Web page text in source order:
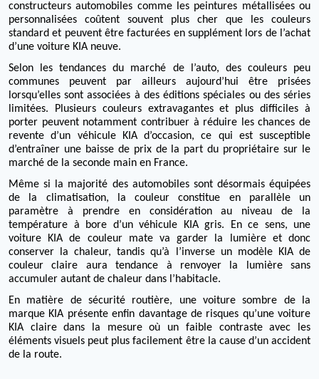
constructeurs automobiles comme les peintures métallisées ou
personnalisées coûtent souvent plus cher que les couleurs
standard et peuvent être facturées en supplément lors de l’achat
d’une voiture KIA neuve.
Selon les tendances du marché de l’auto, des couleurs peu
communes peuvent par ailleurs aujourd’hui être prisées
lorsqu’elles sont associées à des éditions spéciales ou des séries
limitées.
Plusieurs couleurs extravagantes et plus difficiles à
porter peuvent notamment contribuer à réduire les chances de
revente d’un véhicule KIA d’occasion, ce qui est susceptible
d’entraîner une baisse de prix de la part du propriétaire sur le
marché de la seconde main en France.
Même si la majorité des automobiles sont désormais équipées
de la climatisation, la couleur constitue en parallèle un
paramètre à prendre en considération au niveau de la
température à bore d’un véhicule KIA gris.
En ce sens, une
voiture KIA de couleur mate va garder la lumière et donc
conserver la chaleur, tandis qu’à l’inverse un modèle KIA de
couleur claire aura tendance à renvoyer la lumière sans
accumuler autant de chaleur dans l’habitacle.
En matière de sécurité routière, une voiture sombre de la
marque KIA présente enfin davantage de risques qu’une voiture
KIA claire dans la mesure où un faible contraste avec les
éléments visuels peut plus facilement être la cause d’un accident
de la route.